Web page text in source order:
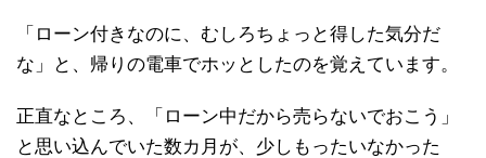
「ローン付きなのに、むしろちょっと得した気分だ
な」と、帰りの電車でホッとしたのを覚えています。
正直なところ、「ローン中だから売らないでおこう」
と思い込んでいた数カ月が、少しもったいなかった